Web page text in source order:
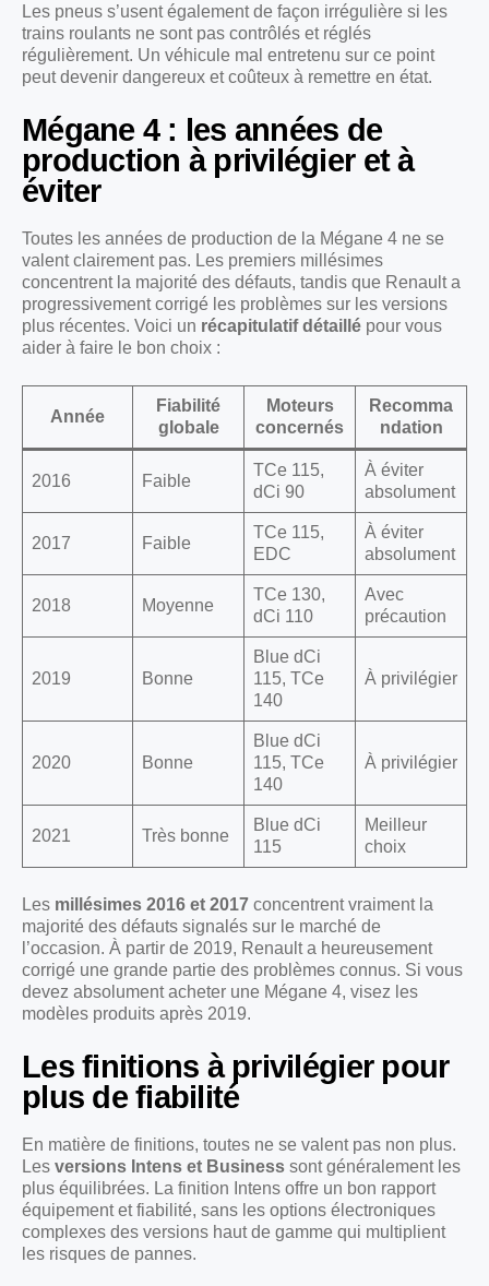
Les pneus s’usent également de façon irrégulière si les
trains roulants ne sont pas contrôlés et réglés
régulièrement. Un véhicule mal entretenu sur ce point
peut devenir dangereux et coûteux à remettre en état.
Mégane 4 : les années de
production à privilégier et à
éviter
Toutes les années de production de la Mégane 4 ne se
valent clairement pas. Les premiers millésimes
concentrent la majorité des défauts, tandis que Renault a
progressivement corrigé les problèmes sur les versions
plus récentes. Voici un récapitulatif détaillé pour vous
aider à faire le bon choix :
Année
Fiabilité
globale
Moteurs
concernés
Recomma
ndation
2016 Faible
TCe 115,
dCi 90
À éviter
absolument
2017 Faible
TCe 115,
EDC
À éviter
absolument
2018 Moyenne
TCe 130,
dCi 110
Avec
précaution
2019 Bonne
Blue dCi
115, TCe
140
À privilégier
2020 Bonne
Blue dCi
115, TCe
140
À privilégier
2021 Très bonne
Blue dCi
115
Meilleur
choix
Les millésimes 2016 et 2017 concentrent vraiment la
majorité des défauts signalés sur le marché de
l’occasion. À partir de 2019, Renault a heureusement
corrigé une grande partie des problèmes connus. Si vous
devez absolument acheter une Mégane 4, visez les
modèles produits après 2019.
Les finitions à privilégier pour
plus de fiabilité
En matière de finitions, toutes ne se valent pas non plus.
Les versions Intens et Business sont généralement les
plus équilibrées. La finition Intens offre un bon rapport
équipement et fiabilité, sans les options électroniques
complexes des versions haut de gamme qui multiplient
les risques de pannes.